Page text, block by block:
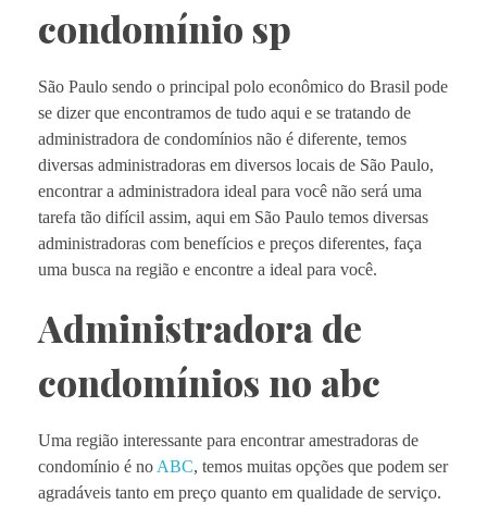
condomínio sp
São Paulo sendo o principal polo econômico do Brasil pode
se dizer que encontramos de tudo aqui e se tratando de
administradora de condomínios não é diferente, temos
diversas administradoras em diversos locais de São Paulo,
encontrar a administradora ideal para você não será uma
tarefa tão difícil assim, aqui em São Paulo temos diversas
administradoras com benefícios e preços diferentes, faça
uma busca na região e encontre a ideal para você.
Administradora de
condomínios no abc
Uma região interessante para encontrar amestradoras de
condomínio é no ABC, temos muitas opções que podem ser
agradáveis tanto em preço quanto em qualidade de serviço.